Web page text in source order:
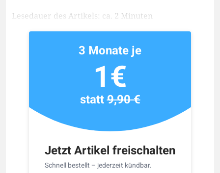
Lesedauer des Artikels: ca. 2 Minuten
Jetzt Artikel freischalten
Schnell bestellt – jederzeit kündbar.
3 Monate je
1€
statt9,90 €